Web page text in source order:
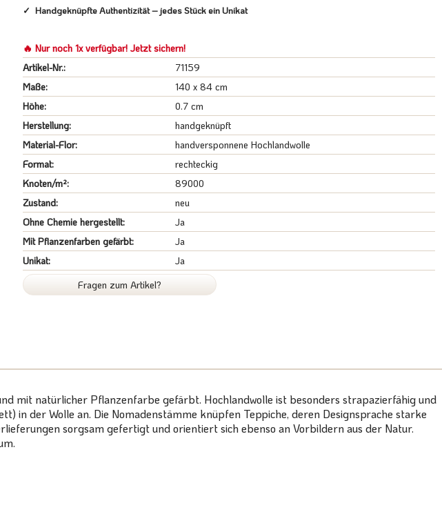
Handgeknüpfte Authentizität – jedes Stück ein Unikat
🔥 Nur noch 1x verfügbar! Jetzt sichern!
Artikel-Nr.:
71159
Maße:
140 x 84 cm
Höhe:
0.7 cm
Herstellung:
handgeknüpft
Material-Flor:
handversponnene Hochlandwolle
Format:
rechteckig
Knoten/m²:
89000
Zustand:
neu
Ohne Chemie hergestellt:
Ja
Mit Pflanzenfarben gefärbt:
Ja
Unikat:
Ja
Fragen zum Artikel?
mit natürlicher Pflanzenfarbe gefärbt. Hochlandwolle ist besonders strapazierfähig und
in der Wolle an. Die Nomadenstämme knüpfen Teppiche, deren Designsprache starke
sorgsam gefertigt und orientiert sich ebenso an Vorbildern aus der Natur.